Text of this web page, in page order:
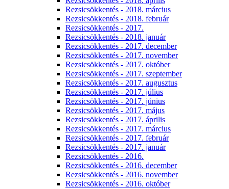
Rezsicsökkentés - 2018. március
Rezsicsökkentés - 2018. február
Rezsicsökkentés - 2017.
Rezsicsökkentés - 2018. január
Rezsicsökkentés - 2017. december
Rezsicsökkentés - 2017. november
Rezsicsökkentés - 2017. október
Rezsicsökkentés - 2017. szeptember
Rezsicsökkentés - 2017. augusztus
Rezsicsökkentés - 2017. július
Rezsicsökkentés - 2017. június
Rezsicsökkentés - 2017. május
Rezsicsökkentés - 2017. április
Rezsicsökkentés - 2017. március
Rezsicsökkentés - 2017. február
Rezsicsökkentés - 2017. január
Rezsicsökkentés - 2016.
Rezsicsökkentés - 2016. december
Rezsicsökkentés - 2016. november
Rezsicsökkentés - 2016. október